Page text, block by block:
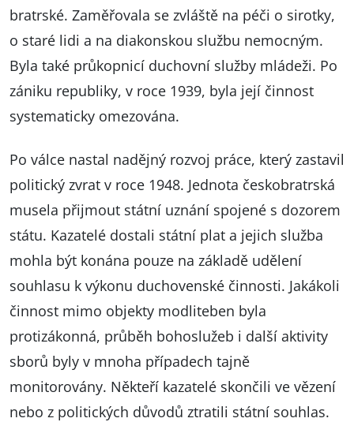
bratrské. Zaměřovala se zvláště na péči o sirotky,
o staré lidi a na diakonskou službu nemocným.
Byla také průkopnicí duchovní služby mládeži. Po
zániku republiky, v roce 1939, byla její činnost
systematicky omezována.
Po válce nastal nadějný rozvoj práce, který zastavil
politický zvrat v roce 1948. Jednota českobratrská
musela přijmout státní uznání spojené s dozorem
státu. Kazatelé dostali státní plat a jejich služba
mohla být konána pouze na základě udělení
souhlasu k výkonu duchovenské činnosti. Jakákoli
činnost mimo objekty modliteben byla
protizákonná, průběh bohoslužeb i další aktivity
sborů byly v mnoha případech tajně
monitorovány. Někteří kazatelé skončili ve vězení
nebo z politických důvodů ztratili státní souhlas.